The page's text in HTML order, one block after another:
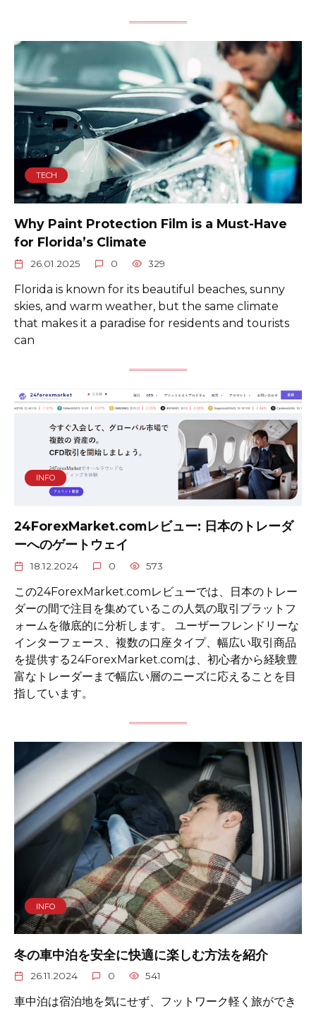
TECH
Why Paint Protection Film is a Must-Have
for Florida’s Climate
26.01.2025 0 329
Florida is known for its beautiful beaches, sunny
skies, and warm weather, but the same climate
that makes it a paradise for residents and tourists
can
INFO
24ForexMarket.comレビュー: 日本のトレーダ
ーへのゲートウェイ
18.12.2024 0 573
この24ForexMarket.comレビューでは、日本のトレー
ダーの間で注目を集めているこの人気の取引プラットフ
ォームを徹底的に分析します。 ユーザーフレンドリーな
インターフェース、複数の口座タイプ、幅広い取引商品
を提供する24ForexMarket.comは、初心者から経験豊
富なトレーダーまで幅広い層のニーズに応えることを目
指しています。
INFO
冬の車中泊を安全に快適に楽しむ方法を紹介
26.11.2024 0 541
車中泊は宿泊地を気にせず、フットワーク軽く旅ができ